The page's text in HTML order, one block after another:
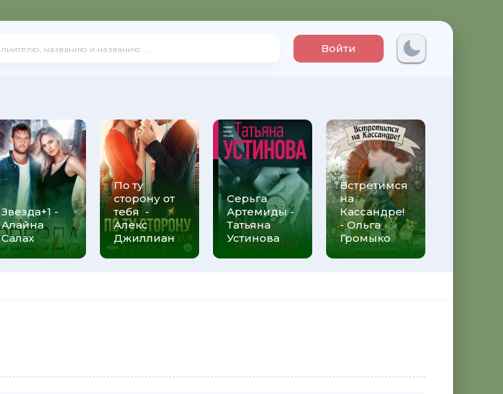
Войти
Звезда+1 -
Алайна
Салах
По ту
сторону от
тебя -
Алекс
Джиллиан
Серьга
Артемиды -
Татьяна
Устинова
Встретимся
на
Кассандре!
- Ольга
Громыко